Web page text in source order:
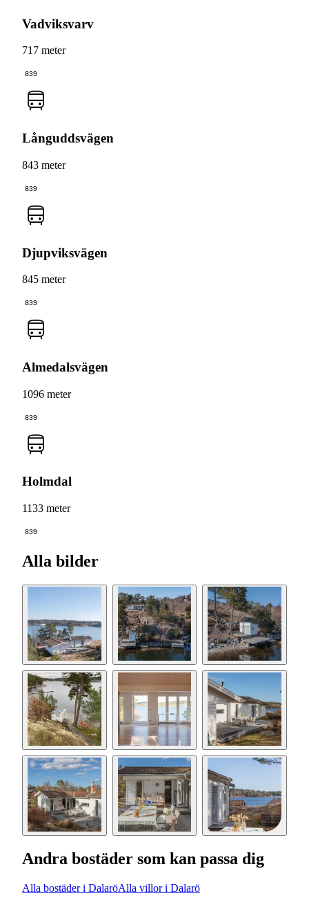
Vadviksvarv
717 meter
839
Långuddsvägen
843 meter
839
Djupviksvägen
845 meter
839
Almedalsvägen
1096 meter
839
Holmdal
1133 meter
839
Alla bilder
Andra bostäder som kan passa dig
Alla bostäder i DalaröAlla villor i Dalarö